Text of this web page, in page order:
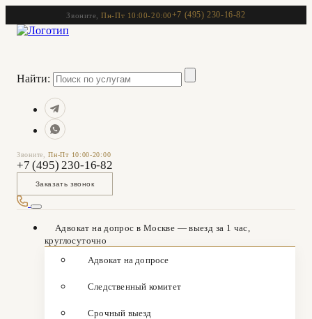
Звоните,Пн-Пт 10:00-20:00+7 (495) 230-16-82
Найти:
Звоните,Пн-Пт 10:00-20:00
+7 (495) 230-16-82
Заказать звонок
Адвокат на допрос в Москве — выезд за 1 час,
круглосуточно
Адвокат на допросе
Следственный комитет
Срочный выезд